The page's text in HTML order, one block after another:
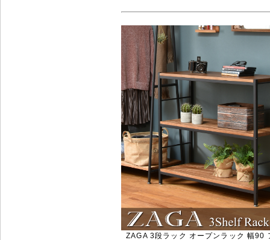
ZAGA 3段ラック オープンラック 幅90